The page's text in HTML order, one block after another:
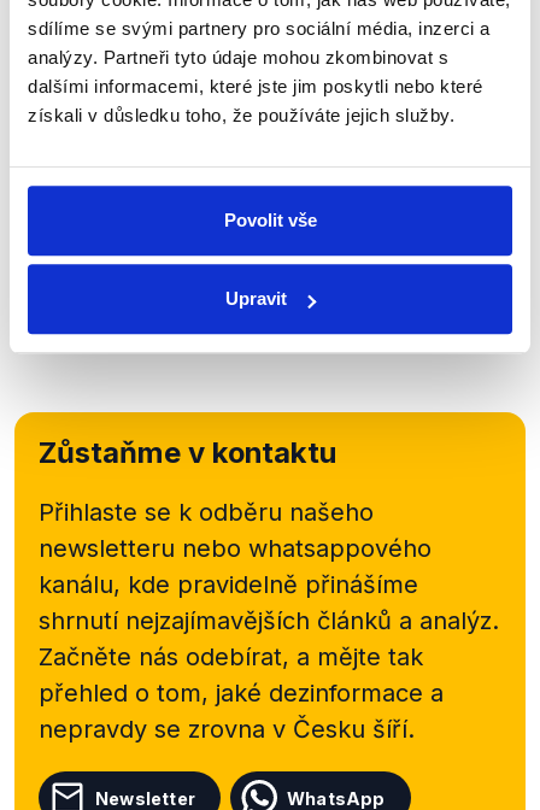
sdílíme se svými partnery pro sociální média, inzerci a
analýzy. Partneři tyto údaje mohou zkombinovat s
dalšími informacemi, které jste jim poskytli nebo které
získali v důsledku toho, že používáte jejich služby.
Povolit vše
Upravit
České strany sociálně demokratické
(číslo 1/2012 -
str. 2) v části Je to vaše zdraví
obsahuje text
hejtmana kraje Běhounka, kde se skutečně píše o
ODS, že chce postupně rušit okresní nemocnice.
Výrok Oty Bence je tak pravdivý, neboť stranický
tisk ČSSD obsahuje slova hejtmana kraje, který
podobnou formulaci použil.
Zůstaňme v kontaktu
Přihlaste se k odběru našeho
newsletteru nebo whatsappového
kanálu, kde pravidelně přinášíme
shrnutí nejzajímavějších článků a analýz.
Začněte nás odebírat, a mějte tak
přehled o tom, jaké dezinformace a
nepravdy se zrovna v Česku šíří.
Newsletter WhatsApp